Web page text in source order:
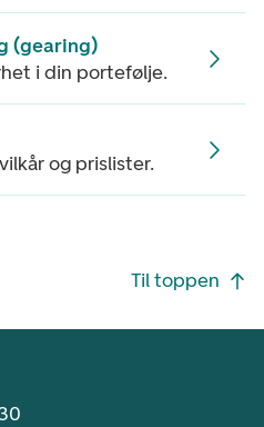
(gearing)
i din portefølje.
og prislister.
Til toppen